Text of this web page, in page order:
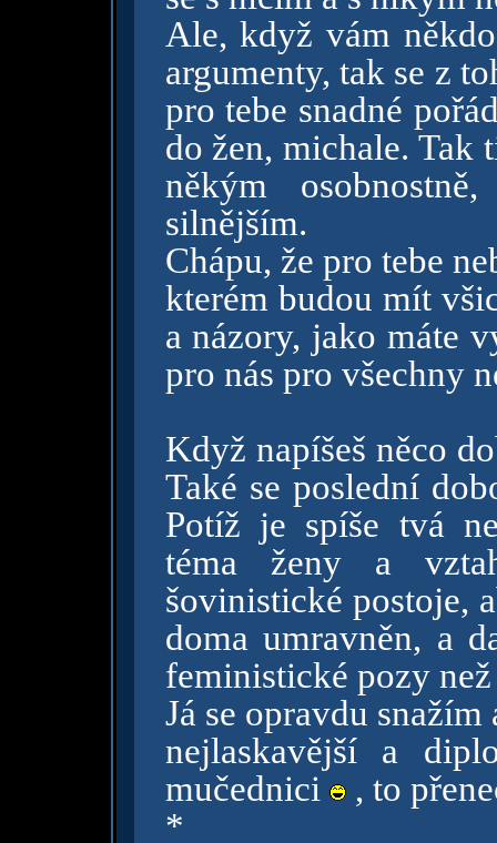
Ale, když vám
argumenty, tak se z
pro tebe snadné
do žen, michale. Tak
někým
silnějším.
Chápu, že pro tebe
kterém budou mít
a názory, jako máte
pro nás pro všechny
Když napíšeš něco
Také se poslední
Potíž je spíše tvá
téma ženy a
šovinistické postoje,
doma umravněn, a
feministické pozy než
Já se opravdu
nejlaskavější a
mučednici
, to
*